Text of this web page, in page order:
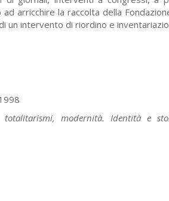
arricchire la raccolta della
un intervento di riordino e
modernità. Identità e